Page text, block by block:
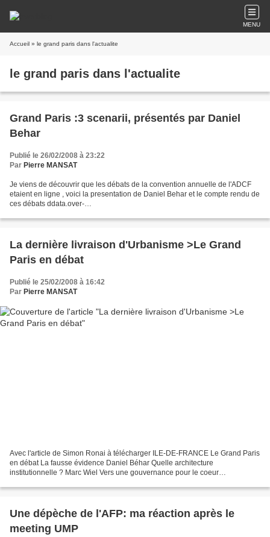
MENU
Accueil » le grand paris dans l'actualite
le grand paris dans l'actualite
Grand Paris :3 scenarii, présentés par Daniel
Behar
Publié le 26/02/2008 à 23:22
Par Pierre MANSAT
Je viens de découvrir que les débats de la convention annuelle de l'ADCF
etaient en ligne , voici la presentation de Daniel Behar et le compte rendu de
ces débats ddata.over-
blog.com/x...
La dernière livraison d'Urbanisme >Le Grand
Paris en débat
Publié le 25/02/2008 à 16:42
Par Pierre MANSAT
Avec l'article de Simon Ronai à télécharger ILE-DE-FRANCE Le Grand Paris
en débat La fausse évidence Daniel Béhar Quelle architecture
institutionnelle ? Marc Wiel Vers une gouvernance pour le coeur
Une dépèche de l'AFP: ma réaction après le
meeting UMP